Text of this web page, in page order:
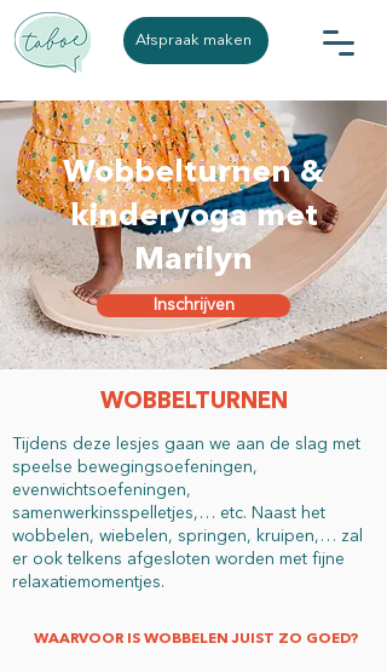
Afspraak maken
Wobbelturnen &
kinderyoga met
Marilyn
Inschrijven
WOBBELTURNEN
Tijdens deze lesjes gaan we aan de slag met
speelse bewegingsoefeningen,
evenwichtsoefeningen,
samenwerkinsspelletjes,… etc. Naast het
wobbelen, wiebelen, springen, kruipen,… zal
er ook telkens afgesloten worden met fijne
relaxatiemomentjes.
WAARVOOR IS WOBBELEN JUIST ZO GOED?